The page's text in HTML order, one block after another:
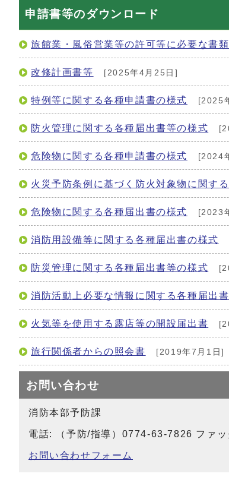
申請書等のダウンロード
旅館業・風俗営業等の許可等に必要な書
改修計画書等 [2025年4月25日]
特例等に関する各種申請書の様式 [2025
防火管理に関する各種届出書等の様式
危険物に関する各種申請書の様式 [2024
火災予防条例に基づく防火対象物に関す
危険物に関する各種届出書の様式 [2023
消防用設備等に関する各種届出書の様式
防災管理に関する各種届出書等の様式
消防活動上必要な情報に関する各種届出
火気等を使用する露店等の開設届出書
旅行関係者からの照会書 [2019年7月1日]
お問い合わせ
消防本部予防課
電話: （予防/指導）0774-63-7826 ファ
お問い合わせフォーム